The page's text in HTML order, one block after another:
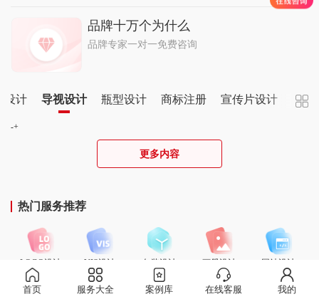
品牌十万个为什么
品牌专家一对一免费咨询
设计 导视设计 瓶型设计 商标注册 宣传片设计
-+
更多内容
热门服务推荐
LOGO设计 VIS设计 包装设计 画册设计 网站设计
首页 服务大全 案例库 在线客服 我的